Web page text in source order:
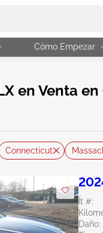
Cómo Empezar
en Venta
Connecticut
Ít #:
Daño: